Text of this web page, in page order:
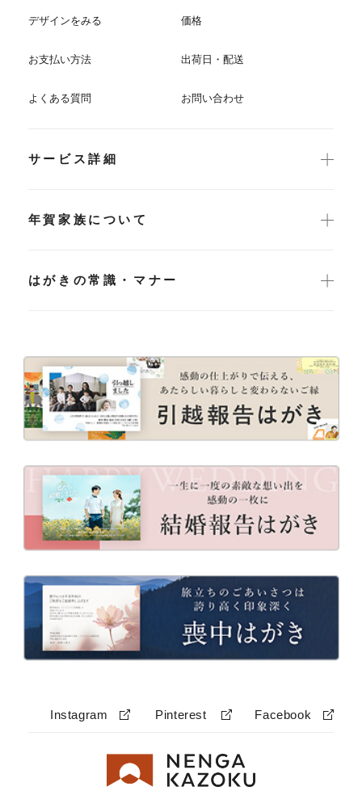
デザインをみる 価格
お支払い方法 出荷日・配送
よくある質問 お問い合わせ
サービス詳細
年賀家族について
はがきの常識・マナー
Instagram Pinterest Facebook